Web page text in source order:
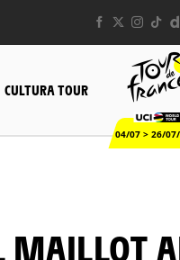
CULTURA TOUR
04/07 > 26/